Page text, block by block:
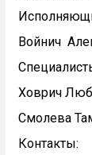
Войнич
Ховрич
Смолева
Контакты: